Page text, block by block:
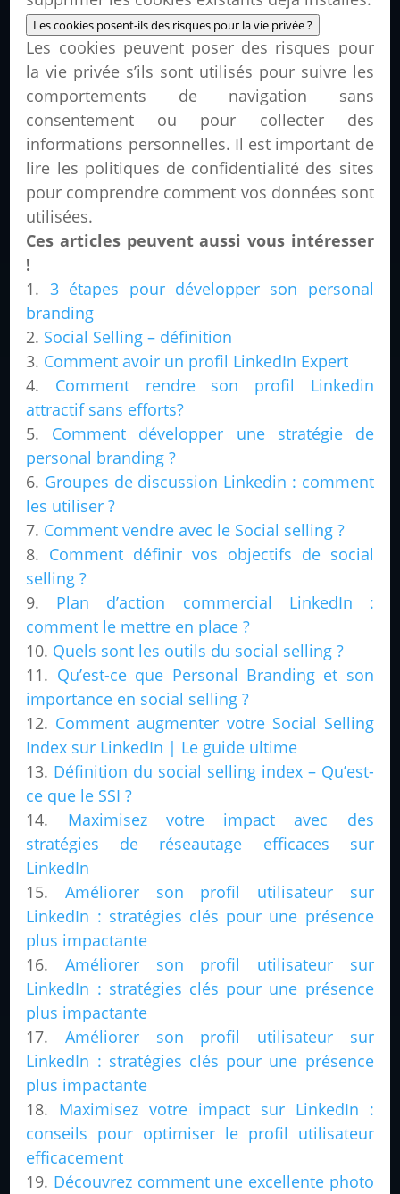
Les cookies posent-ils des risques pour la vie privée ?
Les cookies peuvent poser des risques pour
la vie privée s’ils sont utilisés pour suivre les
comportements de navigation sans
consentement ou pour collecter des
informations personnelles. Il est important de
lire les politiques de confidentialité des sites
pour comprendre comment vos données sont
utilisées.
Ces articles peuvent aussi vous intéresser
!
3 étapes pour développer son personal
branding
Social Selling – définition
Comment avoir un profil LinkedIn Expert
Comment rendre son profil Linkedin
attractif sans efforts?
Comment développer une stratégie de
personal branding ?
Groupes de discussion Linkedin : comment
les utiliser ?
Comment vendre avec le Social selling ?
Comment définir vos objectifs de social
selling ?
Plan d’action commercial LinkedIn :
comment le mettre en place ?
Quels sont les outils du social selling ?
Qu’est-ce que Personal Branding et son
importance en social selling ?
Comment augmenter votre Social Selling
Index sur LinkedIn | Le guide ultime
Définition du social selling index – Qu’est-
ce que le SSI ?
Maximisez votre impact avec des
stratégies de réseautage efficaces sur
LinkedIn
Améliorer son profil utilisateur sur
LinkedIn : stratégies clés pour une présence
plus impactante
Améliorer son profil utilisateur sur
LinkedIn : stratégies clés pour une présence
plus impactante
Améliorer son profil utilisateur sur
LinkedIn : stratégies clés pour une présence
plus impactante
Maximisez votre impact sur LinkedIn :
conseils pour optimiser le profil utilisateur
efficacement
Découvrez comment une excellente photo